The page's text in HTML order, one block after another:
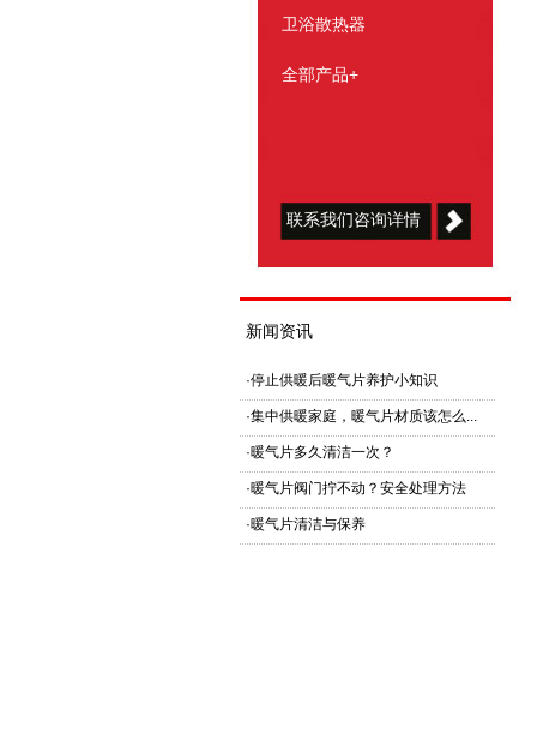
卫浴散热器
全部产品+
联系我们咨询详情
新闻资讯
·停止供暖后暖气片养护小知识
·集中供暖家庭，暖气片材质该怎么...
·暖气片多久清洁一次？
·暖气片阀门拧不动？安全处理方法
·暖气片清洁与保养